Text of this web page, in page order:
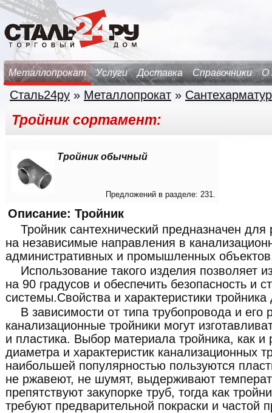
Металлопрокат Услуги Доставка Справочники О
Сталь24ру » Металлопрокат »
Тройник сортамент:
Тройник обычный
Предложений в разделе: 231.
Описание: Тройник
Тройник сантехнический предназначен
на независимые направления в
административных и промышленных
Использование такого изделия позволяет
на 90 градусов и обеспечить безопасность и
системы.Свойства и характеристики
В зависимости от типа трубопровода и его
канализационные тройники могут
и пластика. Выбор материала тройника, как и
диаметра и характеристик канализационных
наибольшей популярностью пользуются
не ржавеют, не шумят, выдерживают
препятствуют закупорке труб, тогда как
требуют предварительной покраски и частой